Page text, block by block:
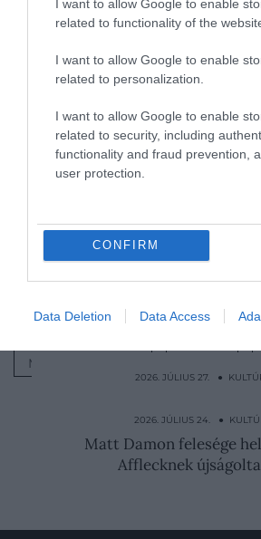
I want to allow Google to enable
related to functionality of the
I want to allow Google to enable
related to personalization.
I want to allow Google to enable
related to security, including
functionality and fraud prevention,
user protection.
CONFIRM
Data Deletion Data Access
önkormányzattal, jogrendszerrel
Legendából
Hunyadi-sorozat
Egy bútorrestaurátor
Az ókori Rómát megelőző
nyomaira bukkantak
Razvodovskij/Shutterstock
MÁTYÁS KIRÁLY
2026. JÚLIUS 27. ●
A német guillotine kisebb
mégis…
2026. JÚLIUS 24. ●
Matt Damon felesége
Afflecknek